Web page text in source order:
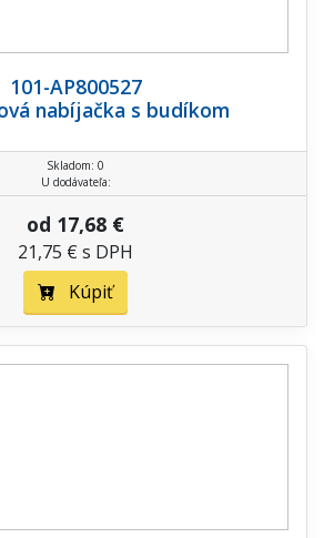
101-AP800527
nabíjačka s budíkom
Skladom: 0
U dodávateľa:
od 17,68 €
21,75 € s DPH
Kúpiť